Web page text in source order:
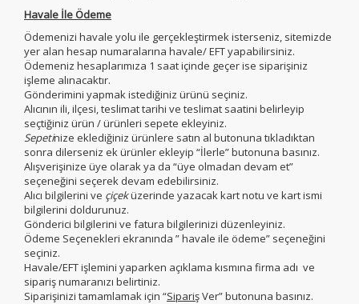
Havale İle Ödeme
Ödemenizi havale yolu ile gerçekleştirmek isterseniz, sitemizde
yer alan hesap numaralarına havale/ EFT yapabilirsiniz.
Ödemeniz hesaplarımıza 1 saat içinde geçer ise siparişiniz
işleme alınacaktır.
Gönderimini yapmak istediğiniz ürünü seçiniz.
Alıcının ili, ilçesi, teslimat tarihi ve teslimat saatini belirleyip
seçtiğiniz ürün / ürünleri sepete ekleyiniz.
Sepetinize eklediğiniz ürünlere satın al butonuna tıkladıktan
sonra dilerseniz ek ürünler ekleyip “İlerle” butonuna basınız.
Alışverişinize üye olarak ya da “üye olmadan devam et”
seçeneğini seçerek devam edebilirsiniz.
Alıcı bilgilerini ve çiçeküzerinde yazacak kart notu ve kart ismi
bilgilerini doldurunuz.
Gönderici bilgilerini ve fatura bilgilerinizi düzenleyiniz.
Ödeme Seçenekleri ekranında ” havale ile ödeme” seçeneğini
seçiniz.
Havale/EFT işlemini yaparken açıklama kısmına firma adı ve
sipariş numaranızı belirtiniz.
Siparişinizi tamamlamak için “SiparişVer” butonuna basınız.